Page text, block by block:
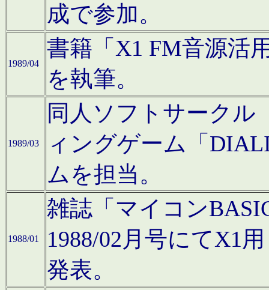
成で参加。
1989/04
書籍「X1 FM音源活
を執筆。
1989/03
同人ソフトサークル
ィングゲーム「
ムを担当。
1988/01
雑誌「マイコン
1988/02月号にてX1
発表。